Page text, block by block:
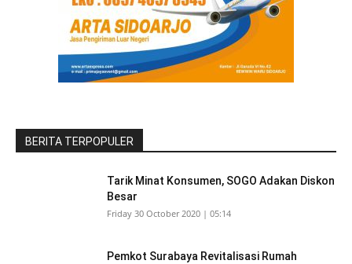
BERITA TERPOPULER
Tarik Minat Konsumen, SOGO Adakan Diskon
Besar
Friday 30 October 2020 | 05:14
Pemkot Surabaya Revitalisasi Rumah